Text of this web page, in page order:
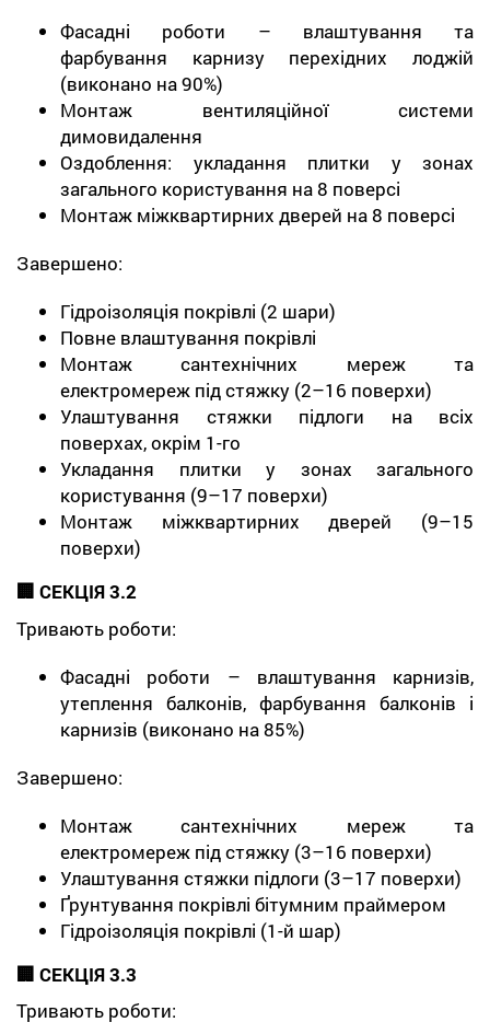
Фасадні роботи – влаштування та
фарбування карнизу перехідних лоджій
(виконано на 90%)
Монтаж вентиляційної системи
димовидалення
Оздоблення: укладання плитки у зонах
загального користування на 8 поверсі
Монтаж міжквартирних дверей на 8 поверсі
Завершено:
Гідроізоляція покрівлі (2 шари)
Повне влаштування покрівлі
Монтаж сантехнічних мереж та
електромереж під стяжку (2–16 поверхи)
Улаштування стяжки підлоги на всіх
поверхах, окрім 1-го
Укладання плитки у зонах загального
користування (9–17 поверхи)
Монтаж міжквартирних дверей (9–15
поверхи)
🏢 СЕКЦІЯ 3.2
Тривають роботи:
Фасадні роботи – влаштування карнизів,
утеплення балконів, фарбування балконів і
карнизів (виконано на 85%)
Завершено:
Монтаж сантехнічних мереж та
електромереж під стяжку (3–16 поверхи)
Улаштування стяжки підлоги (3–17 поверхи)
Ґрунтування покрівлі бітумним праймером
Гідроізоляція покрівлі (1-й шар)
🏢 СЕКЦІЯ 3.3
Тривають роботи: